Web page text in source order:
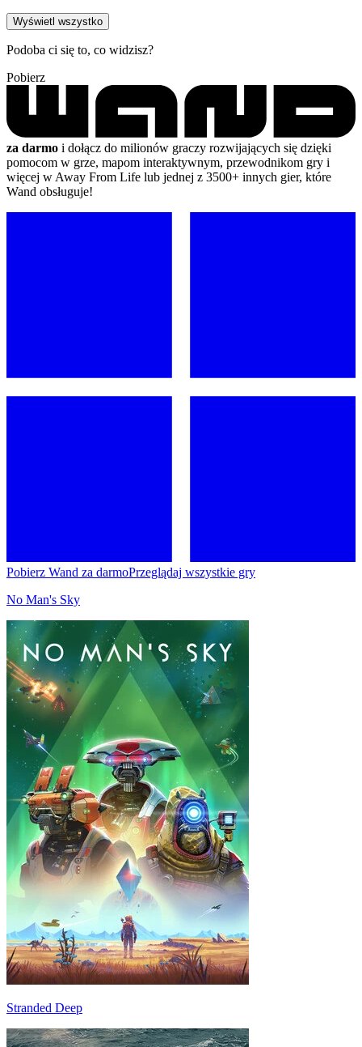
Wyświetl wszystko
Podoba ci się to, co widzisz?
Pobierz
za darmo i dołącz do milionów graczy rozwijających się dzięki
pomocom w grze, mapom interaktywnym, przewodnikom gry i
więcej w Away From Life lub jednej z 3500+ innych gier, które
Wand obsługuje!
Pobierz Wand za darmoPrzeglądaj wszystkie gry
No Man's Sky
Stranded Deep